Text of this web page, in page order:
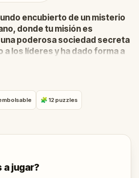
encubierto de un misterio
donde tu misión es
poderosa sociedad secreta
a los líderes y ha dado forma a
mundiales desde las
con información
a un juego de engaño y
riesgo.
pistas, descifrar los códigos y
a la sociedad y
no olvides dar las gracias.
🧩 12 puzzles
a jugar?